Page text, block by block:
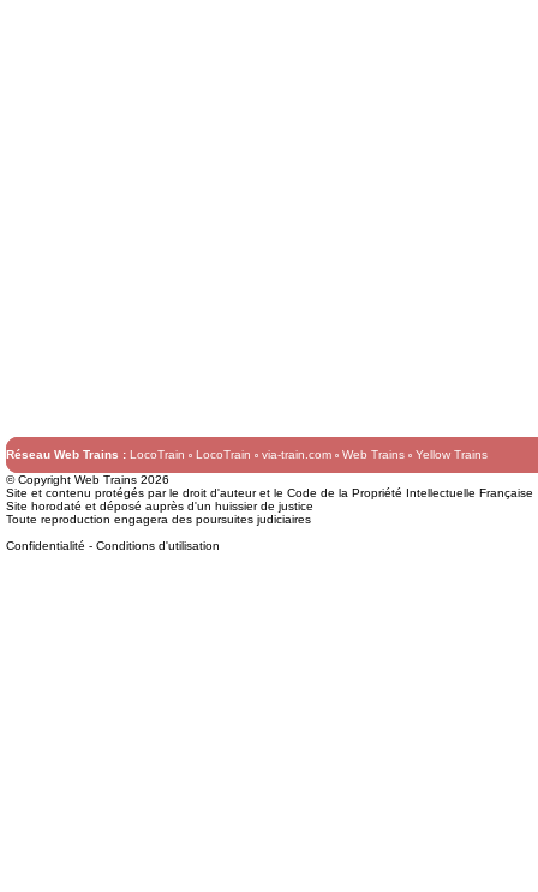
Réseau Web Trains : LocoTrain LocoTrain via-train.com Web Trains
Yellow Trains
© Copyright Web Trains 2026
Site et contenu protégés par le droit d'auteur et le Code de la Propriété Intellectuelle Française
Site horodaté et déposé auprès d'un huissier de justice
Toute reproduction engagera des poursuites judiciaires
Confidentialité - Conditions d'utilisation